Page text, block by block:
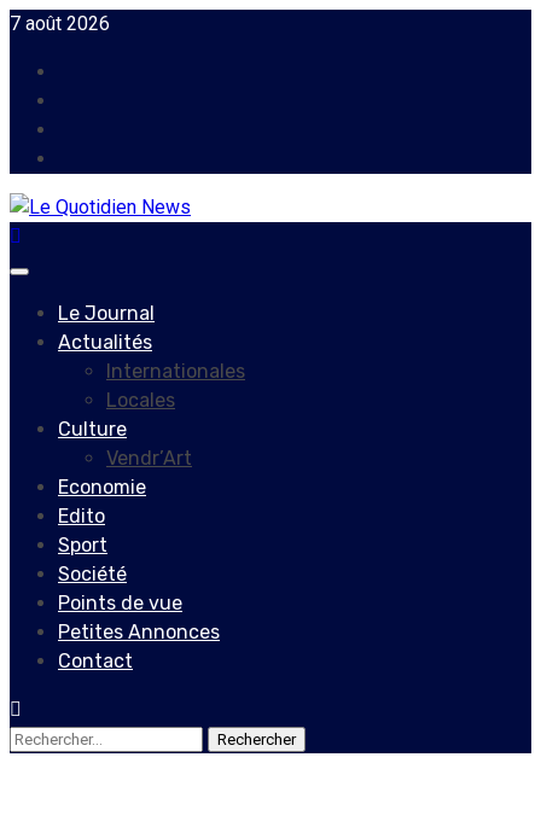
Skip
content
7 août 2026
Primary
Le Journal
Actualités
Internationales
Locales
Culture
Vendr’Art
Economie
Edito
Sport
Société
Points de vue
Petites Annonces
Contact
Rechercher :